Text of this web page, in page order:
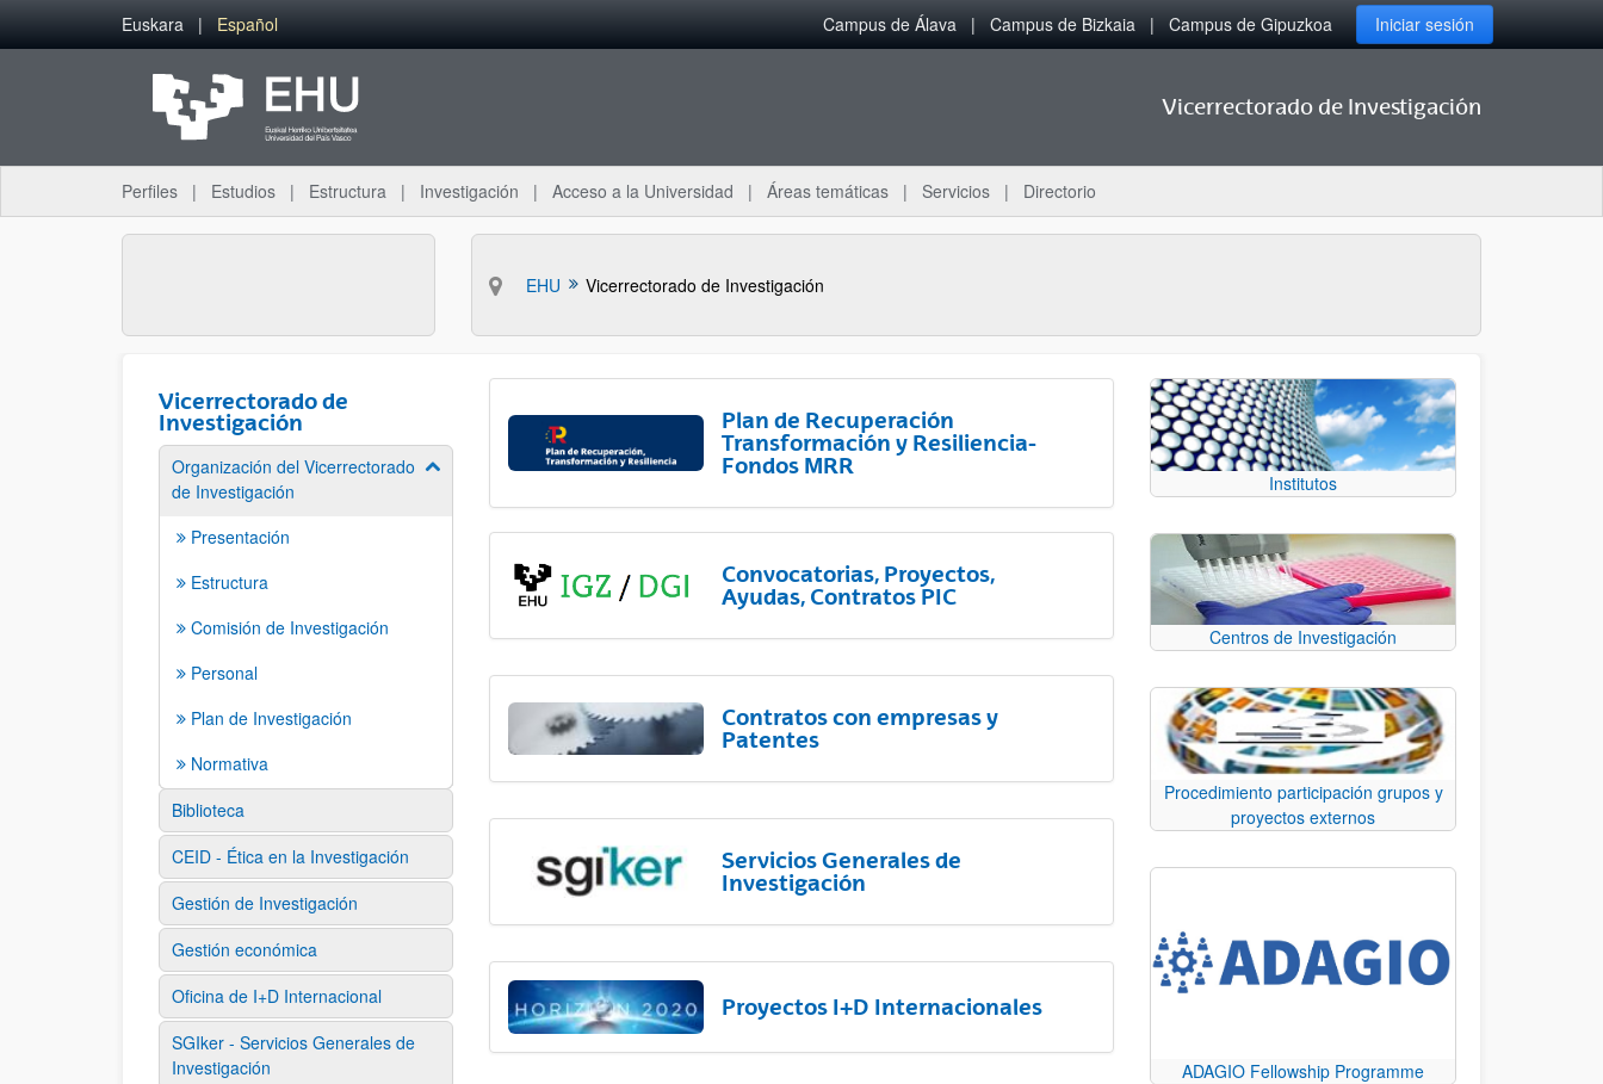
Saltar al contenido principal
Euskara Español Campus de Álava Campus de Bizkaia Campus de Gipuzkoa Iniciar sesión
Vicerrectorado de Investigación
Perfiles Estudios Estructura Investigación Acceso a la Universidad Áreas temáticas Servicios Directorio
EHU Vicerrectorado de Investigación
Vicerrectorado de
Investigación
Organización del Vicerrectorado
de Investigación
Mostrar/ocultar subpáginas
Presentación
Estructura
Comisión de Investigación
Personal
Plan de Investigación
Normativa
Biblioteca
CEID - Ética en la Investigación
Gestión de Investigación
Gestión económica
Oficina de I+D Internacional
SGIker - Servicios Generales de
Investigación
Plan de Recuperación
Transformación y Resiliencia-
Fondos MRR
Convocatorias, Proyectos,
Ayudas, Contratos PIC
Contratos con empresas y
Patentes
Servicios Generales de
Investigación
Proyectos I+D Internacionales
Institutos
Centros de Investigación
Procedimiento participación grupos y
proyectos externos
ADAGIO Fellowship Programme